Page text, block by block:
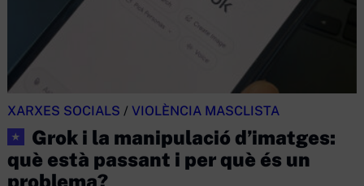
XARXES SOCIALS / VIOLÈNCIA MASCLISTA
★
Grok i la manipulació d’imatges:
què està passant i per què és un
problema?